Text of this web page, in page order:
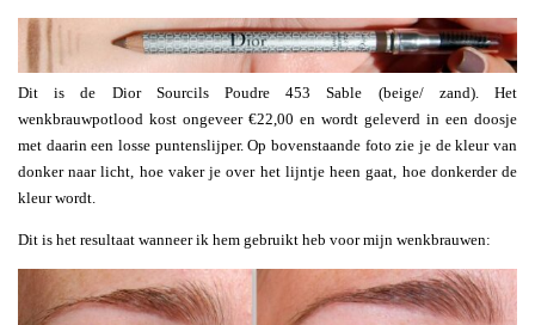
Dit is de Dior Sourcils Poudre 453 Sable (beige/ zand). Het
wenkbrauwpotlood kost ongeveer €22,00 en wordt geleverd in een doosje
met daarin een losse puntenslijper. Op bovenstaande foto zie je de kleur van
donker naar licht, hoe vaker je over het lijntje heen gaat, hoe donkerder de
kleur wordt.
Dit is het resultaat wanneer ik hem gebruikt heb voor mijn wenkbrauwen: